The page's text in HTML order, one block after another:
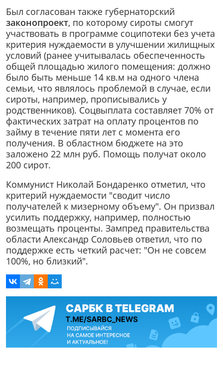
Был согласован также губернаторский
законопроект, по которому сироты смогут
участвовать в программе соципотеки без учета
критерия нуждаемости в улучшении жилищных
условий (ранее учитывалась обеспеченность
общей площадью жилого помещения: должно
было быть меньше 14 кв.м на одного члена
семьи, что являлось проблемой в случае, если
сироты, например, прописывались у
родственников). Соцвыплата составляет 70% от
фактических затрат на оплату процентов по
займу в течение пяти лет с момента его
получения. В областном бюджете на это
заложено 22 млн руб. Помощь получат около
200 сирот.
Коммунист Николай Бондаренко отметил, что
критерий нуждаемости "сводит число
получателей к мизерному объему". Он призвал
усилить поддержку, например, полностью
возмещать проценты. Зампред правительства
области Александр Соловьев ответил, что по
поддержке есть четкий расчет: "Он не совсем
100%, но близкий".